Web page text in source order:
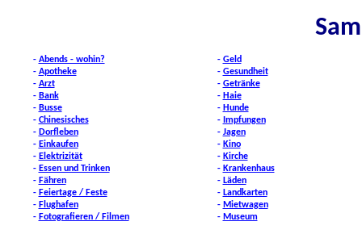
- Abends - wohin?
- Apotheke
- Arzt
- Bank
- Busse
- Chinesisches
- Dorfleben
- Einkaufen
- Elektrizität
- Essen und Trinken
- Fähren
- Feiertage / Feste
- Flughafen
- Fotografieren / Filmen
- Geld
- Gesundheit
- Getränke
- Haie
- Hunde
- Impfungen
- Jagen
- Kino
- Kirche
- Krankenhaus
- Läden
- Landkarten
- Mietwagen
- Museum